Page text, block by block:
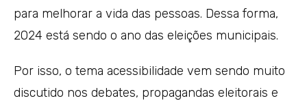
para melhorar a vida das pessoas. Dessa forma,
2024 está sendo o ano das eleições municipais.
Por isso, o tema acessibilidade vem sendo muito
discutido nos debates, propagandas eleitorais e